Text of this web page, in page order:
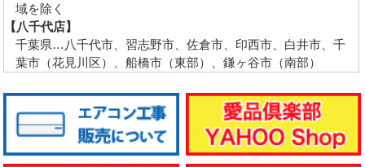
域を除く
【八千代店】
千葉県…八千代市、習志野市、佐倉市、印西市、白井市、千
葉市（花見川区）、船橋市（東部）、鎌ヶ谷市（南部）